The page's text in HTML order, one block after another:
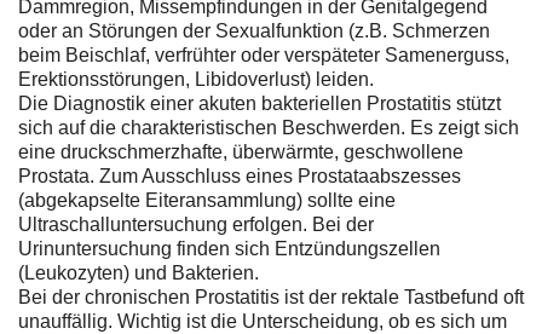
Dammregion, Missempfindungen in der Genitalgegend
oder an Störungen der Sexualfunktion (z.B. Schmerzen
beim Beischlaf, verfrühter oder verspäteter Samenerguss,
Erektionsstörungen, Libidoverlust) leiden.
Die Diagnostik einer akuten bakteriellen Prostatitis stützt
sich auf die charakteristischen Beschwerden. Es zeigt sich
eine druckschmerzhafte, überwärmte, geschwollene
Prostata. Zum Ausschluss eines Prostataabszesses
(abgekapselte Eiteransammlung) sollte eine
Ultraschalluntersuchung erfolgen. Bei der
Urinuntersuchung finden sich Entzündungszellen
(Leukozyten) und Bakterien.
Bei der chronischen Prostatitis ist der rektale Tastbefund oft
unauffällig. Wichtig ist die Unterscheidung, ob es sich um